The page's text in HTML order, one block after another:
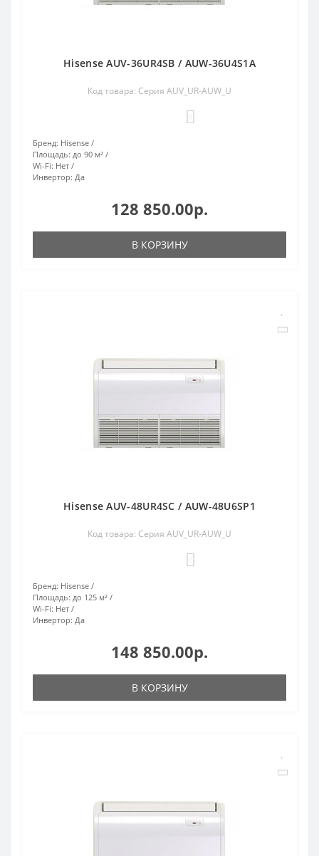
Hisense AUV-36UR4SB / AUW-36U4S1A
Код товара: Серия AUV_UR-AUW_U
Бренд: Hisense
Площадь: до 90 м²
Wi-Fi: Нет
Инвертор: Да
128 850.00р.
В КОРЗИНУ
Hisense AUV-48UR4SC / AUW-48U6SP1
Код товара: Серия AUV_UR-AUW_U
Бренд: Hisense
Площадь: до 125 м²
Wi-Fi: Нет
Инвертор: Да
148 850.00р.
В КОРЗИНУ